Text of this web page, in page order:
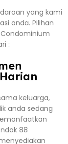
yang kami
anda. Pilihan
:
keluarga,
anda sedang
88